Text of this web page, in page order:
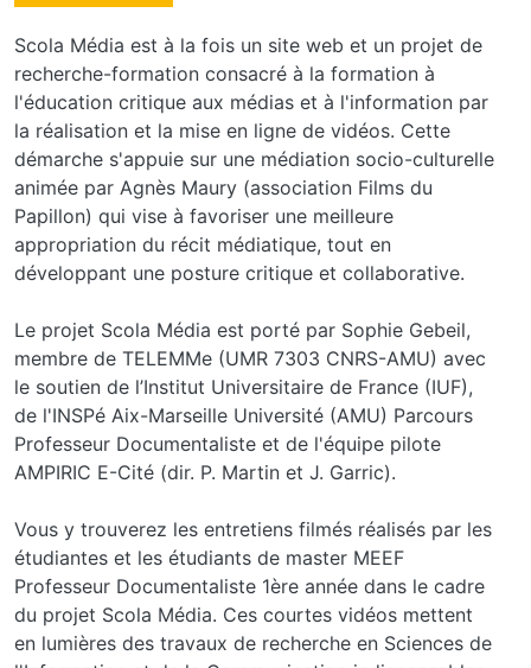
Scola Média est à la fois un site web et un projet de
recherche-formation consacré à la formation à
l'éducation critique aux médias et à l'information par
la réalisation et la mise en ligne de vidéos. Cette
démarche s'appuie sur une médiation socio-culturelle
animée par Agnès Maury (association Films du
Papillon) qui vise à favoriser une meilleure
appropriation du récit médiatique, tout en
développant une posture critique et collaborative.
Le projet Scola Média est porté par Sophie Gebeil,
membre de TELEMMe (UMR 7303 CNRS-AMU) avec
le soutien de l’Institut Universitaire de France (IUF),
de l'INSPé Aix-Marseille Université (AMU) Parcours
Professeur Documentaliste et de l'équipe pilote
AMPIRIC E-Cité (dir. P. Martin et J. Garric).
Vous y trouverez les entretiens filmés réalisés par les
étudiantes et les étudiants de master MEEF
Professeur Documentaliste 1ère année dans le cadre
du projet Scola Média. Ces courtes vidéos mettent
en lumières des travaux de recherche en Sciences de